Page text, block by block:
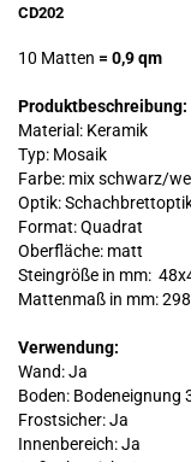
CD202
10 Matten = 0,9 qm
Produktbeschreibung:
Material: Keramik
Typ: Mosaik
Farbe: mix schwarz/
Optik:
Format: Quadrat
Oberfläche: matt
Steingröße in mm:
Mattenmaß in mm:
Verwendung:
Wand: Ja
Boden: Bodeneignung
Frostsicher: Ja
Innenbereich: Ja